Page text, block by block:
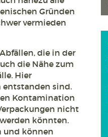
Gründen
vermieden
die in der
die Nähe zum
Hier
entstanden sind.
Kontamination
nicht
könnten.
und können